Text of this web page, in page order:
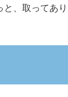
、取ってあ